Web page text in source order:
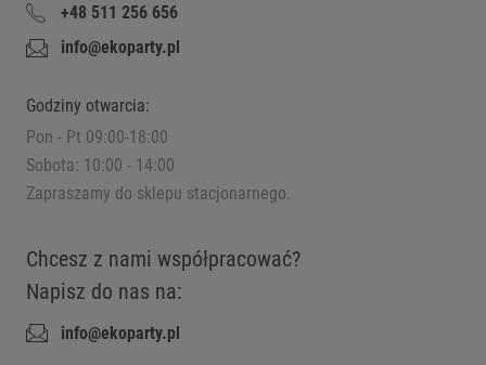
+48 511 256 656
info@ekoparty.pl
Godziny otwarcia:
Pon - Pt 09:00-18:00
Sobota: 10:00 - 14:00
Zapraszamy do sklepu stacjonarnego.
Chcesz z nami współpracować?
Napisz do nas na:
info@ekoparty.pl